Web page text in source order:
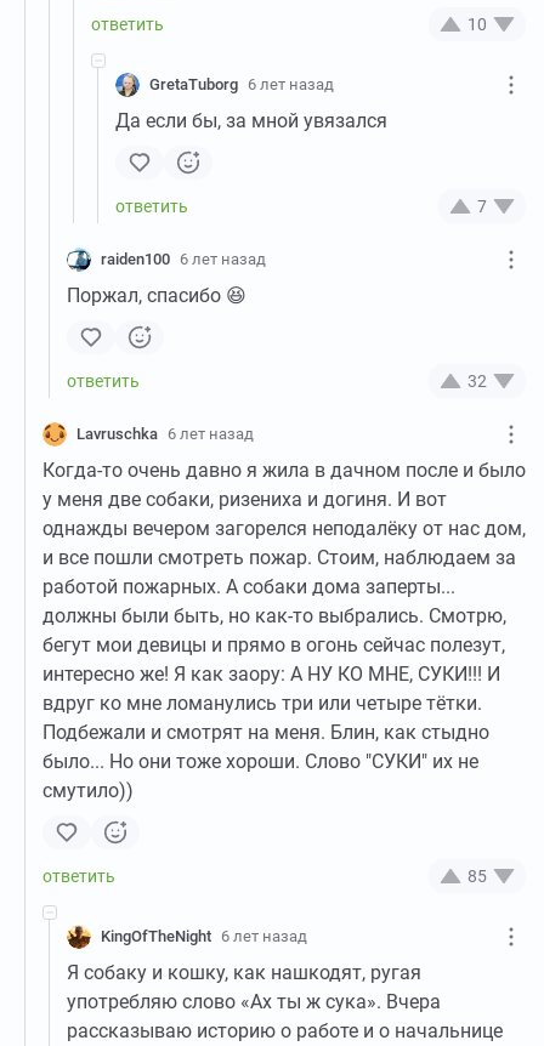
10
GretaTuborg 6 лет назад
Да если бы, за мной увязался
7
raiden100 6 лет назад
Поржал, спасибо 😆
32
Lavruschka 6 лет назад
Когда-то очень давно я жила в дачном после и было
у меня две собаки, ризениха и догиня. И вот
однажды вечером загорелся неподалëку от нас дом,
и все пошли смотреть пожар. Стоим, наблюдаем за
работой пожарных. А собаки дома заперты...
должны были быть, но как-то выбрались. Смотрю,
бегут мои девицы и прямо в огонь сейчас полезут,
интересно же! Я как заору: А НУ КО МНЕ, СУКИ!!! И
вдруг ко мне ломанулись три или четыре тëтки.
Подбежали и смотрят на меня. Блин, как стыдно
было... Но они тоже хороши. Слово "СУКИ" их не
смутило))
85
KingOfTheNight 6 лет назад
Я собаку и кошку, как нашкодят, ругая
употребляю слово «Ах ты ж сука». Вчера
рассказываю историю о работе и о начальнице